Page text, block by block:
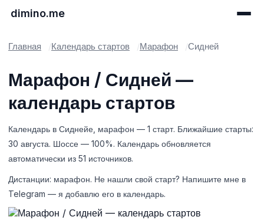
dimino.me
Главная Календарь стартов Марафон Сидней
Марафон / Сидней —
календарь стартов
Календарь в Сиднейе, марафон — 1 старт. Ближайшие старты:
30 августа. Шоссе — 100%. Календарь обновляется
автоматически из 51 источников.
Дистанции: марафон. Не нашли свой старт? Напишите мне в
Telegram — я добавлю его в календарь.